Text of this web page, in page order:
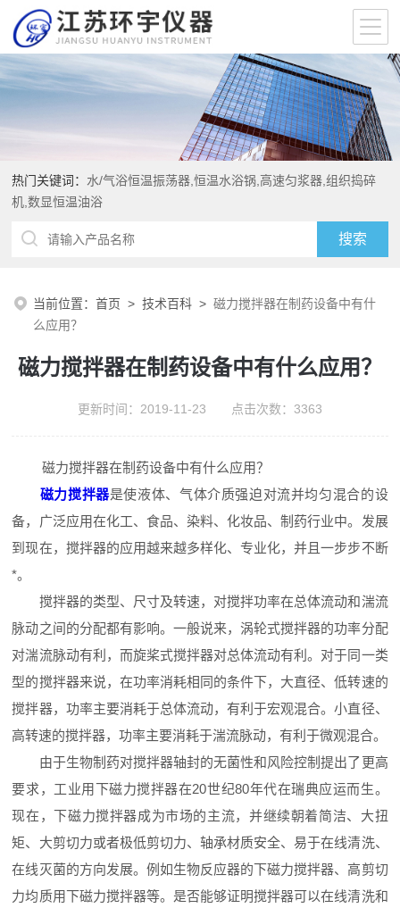
热门关键词： 水/气浴恒温振荡器,恒温水浴锅,高速匀浆器,组织捣碎
机,数显恒温油浴
当前位置：首页 >技术百科 >磁力搅拌器在制药设备中有什
么应用？
磁力搅拌器在制药设备中有什么应用？
更新时间：2019-11-23 点击次数：3363
磁力搅拌器在制药设备中有什么应用？
磁力搅拌器是使液体、气体介质强迫对流并均匀混合的设
备，广泛应用在化工、食品、染料、化妆品、制药行业中。发展
到现在，搅拌器的应用越来越多样化、专业化，并且一步步不断
*。
搅拌器的类型、尺寸及转速，对搅拌功率在总体流动和湍流
脉动之间的分配都有影响。一般说来，涡轮式搅拌器的功率分配
对湍流脉动有利，而旋桨式搅拌器对总体流动有利。对于同一类
型的搅拌器来说，在功率消耗相同的条件下，大直径、低转速的
搅拌器，功率主要消耗于总体流动，有利于宏观混合。小直径、
高转速的搅拌器，功率主要消耗于湍流脉动，有利于微观混合。
由于生物制药对搅拌器轴封的无菌性和风险控制提出了更高
要求，工业用下磁力搅拌器在20世纪80年代在瑞典应运而生。
现在，下磁力搅拌器成为市场的主流，并继续朝着简洁、大扭
矩、大剪切力或者极低剪切力、轴承材质安全、易于在线清洗、
在线灭菌的方向发展。例如生物反应器的下磁力搅拌器、高剪切
力均质用下磁力搅拌器等。是否能够证明搅拌器可以在线清洗和